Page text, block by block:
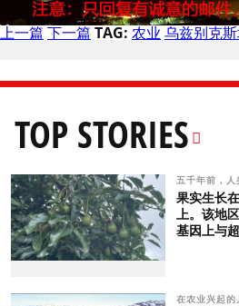
上一篇 下一篇 TAG: 农业 乌兹别克
TOP STORIES
五千年前，人
果实生长
上。该地
基因上与
在农业兴起的